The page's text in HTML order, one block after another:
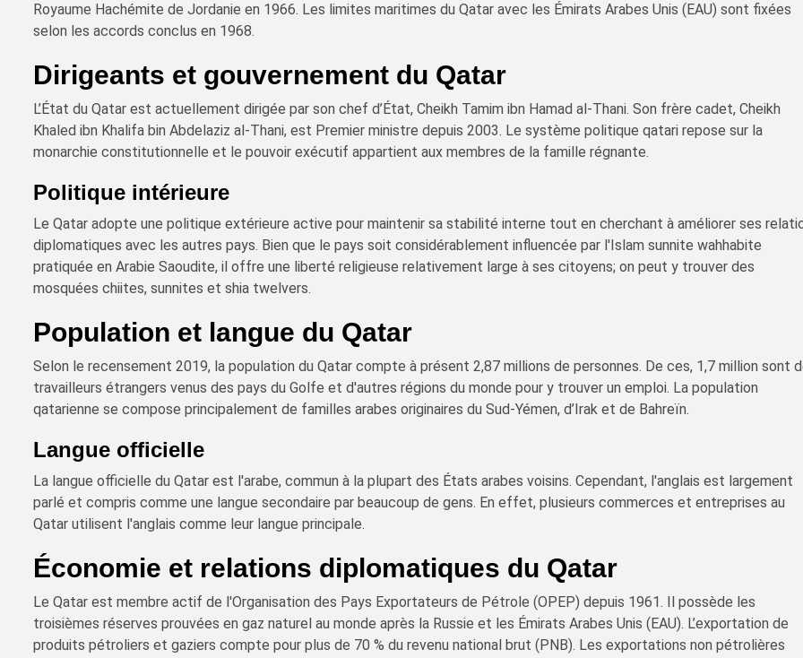
Royaume Hachémite de Jordanie en 1966. Les limites maritimes du Qatar avec les Émirats Arabes Unis (EAU) sont fixées
selon les accords conclus en 1968.
Dirigeants et gouvernement du Qatar
L’État du Qatar est actuellement dirigée par son chef d’État, Cheikh Tamim ibn Hamad al-Thani. Son frère cadet, Cheikh
Khaled ibn Khalifa bin Abdelaziz al-Thani, est Premier ministre depuis 2003. Le système politique qatari repose sur la
monarchie constitutionnelle et le pouvoir exécutif appartient aux membres de la famille régnante.
Politique intérieure
Le Qatar adopte une politique extérieure active pour maintenir sa stabilité interne tout en cherchant à améliorer ses
diplomatiques avec les autres pays. Bien que le pays soit considérablement influencée par l'Islam sunnite wahhabite
pratiquée en Arabie Saoudite, il offre une liberté religieuse relativement large à ses citoyens; on peut y trouver des
mosquées chiites, sunnites et shia twelvers.
Population et langue du Qatar
Selon le recensement 2019, la population du Qatar compte à présent 2,87 millions de personnes. De ces, 1,7 million sont
travailleurs étrangers venus des pays du Golfe et d'autres régions du monde pour y trouver un emploi. La population
qatarienne se compose principalement de familles arabes originaires du Sud-Yémen, d’Irak et de Bahreïn.
Langue officielle
La langue officielle du Qatar est l'arabe, commun à la plupart des États arabes voisins. Cependant, l'anglais est largement
parlé et compris comme une langue secondaire par beaucoup de gens. En effet, plusieurs commerces et entreprises au
Qatar utilisent l'anglais comme leur langue principale.
Économie et relations diplomatiques du Qatar
Le Qatar est membre actif de l'Organisation des Pays Exportateurs de Pétrole (OPEP) depuis 1961. Il possède les
troisièmes réserves prouvées en gaz naturel au monde après la Russie et les Émirats Arabes Unis (EAU). L’exportation de
produits pétroliers et gaziers compte pour plus de 70 % du revenu national brut (PNB). Les exportations non pétrolières